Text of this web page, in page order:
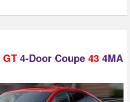
GT 4-Door Coupe 43 4MA